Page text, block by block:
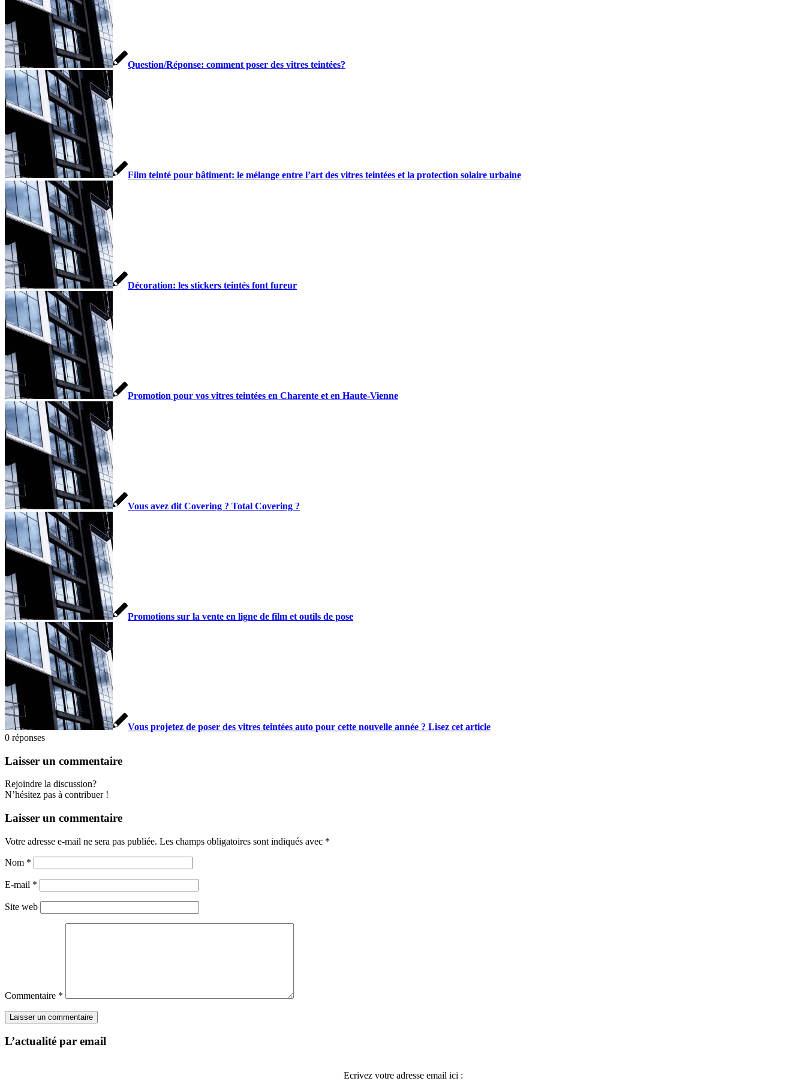
Question/Réponse: comment poser des vitres teintées?
Film teinté pour bâtiment: le mélange entre l’art des vitres teintées et la protection solaire urbaine
Décoration: les stickers teintés font fureur
Promotion pour vos vitres teintées en Charente et en Haute-Vienne
Vous avez dit Covering ? Total Covering ?
Promotions sur la vente en ligne de film et outils de pose
Vous projetez de poser des vitres teintées auto pour cette nouvelle année ? Lisez cet article
0 réponses
Laisser un commentaire
Rejoindre la discussion?
N’hésitez pas à contribuer !
Laisser un commentaire
Votre adresse e-mail ne sera pas publiée. Les champs obligatoires sont indiqués avec *
Nom *
E-mail *
Site web
Commentaire *
L’actualité par email
Ecrivez votre adresse email ici :